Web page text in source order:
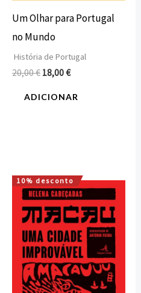
Um Olhar para Portugal
no Mundo
História de Portugal
20,00€ 18,00€
ADICIONAR
10% desconto
O
preço
original
era:
15,00 €.
O
preço
atual
é:
13,50 €.